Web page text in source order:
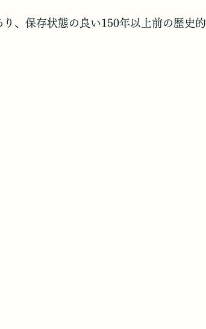
、保存状態の良い150年以上前の歴史的